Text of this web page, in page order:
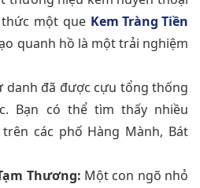
một que Kem Tràng Tiền
quanh hồ là một trải nghiệm
danh đã được cựu tổng thống
Bạn có thể tìm thấy nhiều
các phố Hàng Mành, Bát
Thương: Một con ngõ nhỏ